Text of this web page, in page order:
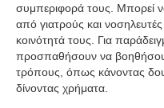
συμπεριφορά τους. Μπορεί
από γιατρούς και
κοινότητά τους. Για
προσπαθήσουν να
τρόπους, όπως κάνοντας
δίνοντας χρήματα.